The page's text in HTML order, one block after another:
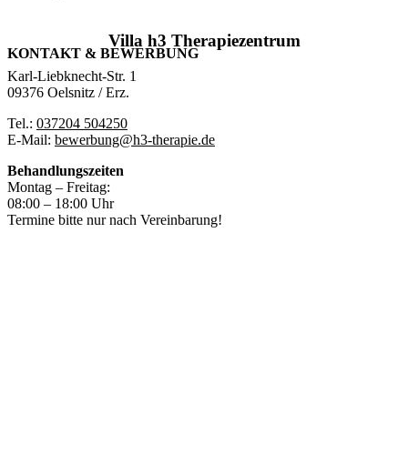
KONTAKT & BEWERBUNG
Villa h3 Therapiezentrum
Karl-Liebknecht-Str. 1
09376 Oelsnitz / Erz.
Tel.: 037204 504250
E-Mail: bewerbung@h3-therapie.de
Behandlungszeiten
Montag – Freitag:
08:00 – 18:00 Uhr
Termine bitte nur nach Vereinbarung!